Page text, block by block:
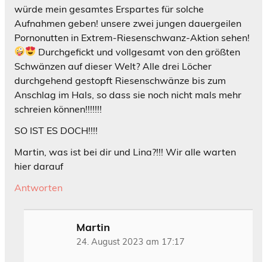
würde mein gesamtes Erspartes für solche
Aufnahmen geben! unsere zwei jungen dauergeilen
Pornonutten in Extrem-Riesenschwanz-Aktion sehen!
Durchgefickt und vollgesamt von den größten
Schwänzen auf dieser Welt? Alle drei Löcher
durchgehend gestopft Riesenschwänze bis zum
Anschlag im Hals, so dass sie noch nicht mals mehr
schreien können!!!!!!!
SO IST ES DOCH!!!!
Martin, was ist bei dir und Lina?!!! Wir alle warten
hier darauf
Antworten
Martin
24. August 2023 am 17:17